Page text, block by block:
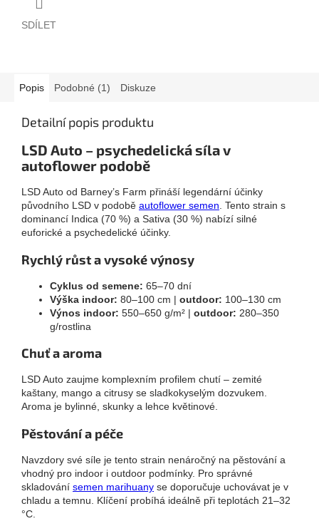
SDÍLET
Popis Podobné (1) Diskuze
Detailní popis produktu
LSD Auto – psychedelická síla v
autoflower podobě
LSD Auto od Barney’s Farm přináší legendární účinky
původního LSD v podobě autoflower semen . Tento strain s
dominancí Indica (70 %) a Sativa (30 %) nabízí silné
euforické a psychedelické účinky.
Rychlý růst a vysoké výnosy
Cyklus od semene: 65–70 dní
Výška indoor: 80–100 cm | outdoor: 100–130 cm
Výnos indoor: 550–650 g/m² | outdoor: 280–350
g/rostlina
Chuť a aroma
LSD Auto zaujme komplexním profilem chutí – zemité
kaštany, mango a citrusy se sladkokyselým dozvukem.
Aroma je bylinné, skunky a lehce květinové.
Pěstování a péče
Navzdory své síle je tento strain nenáročný na pěstování a
vhodný pro indoor i outdoor podmínky. Pro správné
skladování semen marihuany se doporučuje uchovávat je v
chladu a temnu. Klíčení probíhá ideálně při teplotách 21–32
°C.